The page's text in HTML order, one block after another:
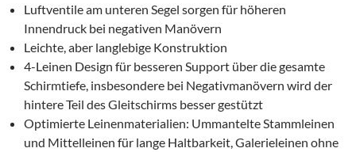
Luftventile am unteren Segel sorgen für höheren
Innendruck bei negativen Manövern
Leichte, aber langlebige Konstruktion
4-Leinen Design für besseren Support über die gesamte
Schirmtiefe, insbesondere bei Negativmanövern wird der
hintere Teil des Gleitschirms besser gestützt
Optimierte Leinenmaterialien: Ummantelte Stammleinen
und Mittelleinen für lange Haltbarkeit, Galerieleinen ohne